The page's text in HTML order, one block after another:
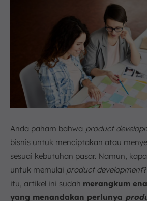
Anda paham bahwa product
bisnis untuk menciptakan atau
sesuai kebutuhan pasar. Namun,
untuk memulai product development
itu, artikel ini sudah merangkum
yang menandakan perlunya